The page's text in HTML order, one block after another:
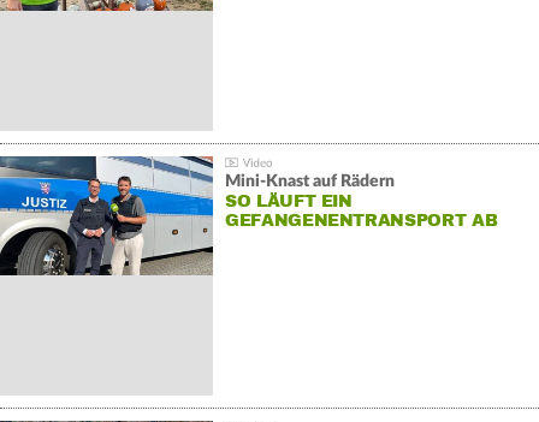
Mini-Knast auf Rädern
SO LÄUFT EIN
GEFANGENENTRANSPORT AB